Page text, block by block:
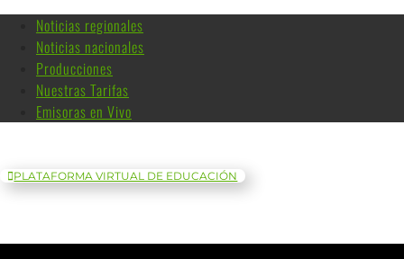
Noticias regionales
Noticias nacionales
Producciones
Nuestras Tarifas
Emisoras en Vivo
PLATAFORMA VIRTUAL DE EDUCACIÓN